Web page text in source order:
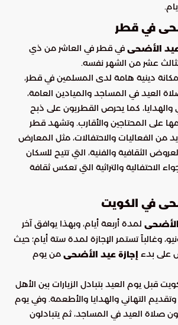
في قطر
عيد الأضحى في قطر في العاشر من ذي
عشر من الشهر نفسه.
مكانة دينية هامة لدى المسلمين في قطر،
العيد في المساجد والميادين العامة،
والهدايا، كما يحرص القطريون على ذبح
على المحتاجين والأقارب. وتشهد قطر
من الفعاليات والاحتفالات، مثل المعارض
الثقافية والفنية، التي تتيح للسكان
الاحتفالية والتراثية التي تعكس ثقافة
في الكويت
لمدة أربعة أيام، وبهذا يوافق آخر
العيد تاريخ 19 يونيو، وغالباً تستمر الإجازة لمدة ستة أيام؛ حيث
على بدء إجازة عيد الأضحى من يوم
قبل يوم العيد بتبادل الزيارات بين الأهل
وتقديم التهاني والهدايا والأطعمة. وفي يوم
صلاة العيد في المساجد، ثم يتبادلون